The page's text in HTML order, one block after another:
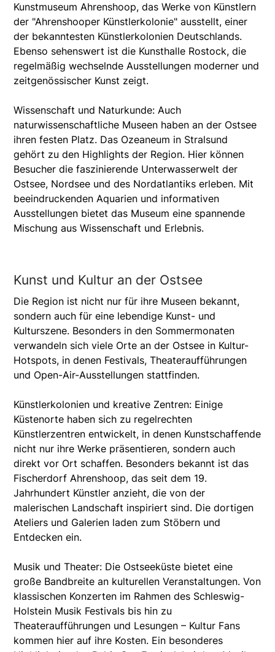
Kunstmuseum Ahrenshoop, das Werke von Künstlern
der "Ahrenshooper Künstlerkolonie" ausstellt, einer
der bekanntesten Künstlerkolonien Deutschlands.
Ebenso sehenswert ist die Kunsthalle Rostock, die
regelmäßig wechselnde Ausstellungen moderner und
zeitgenössischer Kunst zeigt.
Wissenschaft und Naturkunde: Auch
naturwissenschaftliche Museen haben an der Ostsee
ihren festen Platz. Das Ozeaneum in Stralsund
gehört zu den Highlights der Region. Hier können
Besucher die faszinierende Unterwasserwelt der
Ostsee, Nordsee und des Nordatlantiks erleben. Mit
beeindruckenden Aquarien und informativen
Ausstellungen bietet das Museum eine spannende
Mischung aus Wissenschaft und Erlebnis.
Kunst und Kultur an der Ostsee
Die Region ist nicht nur für ihre Museen bekannt,
sondern auch für eine lebendige Kunst- und
Kulturszene. Besonders in den Sommermonaten
verwandeln sich viele Orte an der Ostsee in Kultur-
Hotspots, in denen Festivals, Theateraufführungen
und Open-Air-Ausstellungen stattfinden.
Künstlerkolonien und kreative Zentren: Einige
Küstenorte haben sich zu regelrechten
Künstlerzentren entwickelt, in denen Kunstschaffende
nicht nur ihre Werke präsentieren, sondern auch
direkt vor Ort schaffen. Besonders bekannt ist das
Fischerdorf Ahrenshoop, das seit dem 19.
Jahrhundert Künstler anzieht, die von der
malerischen Landschaft inspiriert sind. Die dortigen
Ateliers und Galerien laden zum Stöbern und
Entdecken ein.
Musik und Theater: Die Ostseeküste bietet eine
große Bandbreite an kulturellen Veranstaltungen. Von
klassischen Konzerten im Rahmen des Schleswig-
Holstein Musik Festivals bis hin zu
Theateraufführungen und Lesungen – Kultur Fans
kommen hier auf ihre Kosten. Ein besonderes